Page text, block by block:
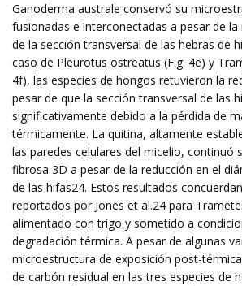
Ganoderma australe conservó su
fusionadas e interconectadas a pesar de la
de la sección transversal de las hebras de
caso de Pleurotus ostreatus (Fig. 4e) y
4f), las especies de hongos retuvieron la
pesar de que la sección transversal de las
significativamente debido a la pérdida de
térmicamente. La quitina, altamente
las paredes celulares del micelio, continuó
fibrosa 3D a pesar de la reducción en el
de las hifas24. Estos resultados
reportados por Jones et al.24 para
alimentado con trigo y sometido a
degradación térmica. A pesar de algunas
microestructura de exposición post-
de carbón residual en las tres especies de